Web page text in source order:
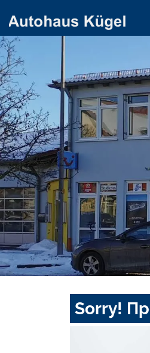
Sorry!